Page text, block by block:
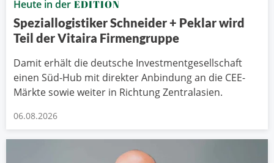
Heute in der EDITION
Speziallogistiker Schneider + Peklar wird
Teil der Vitaira Firmengruppe
Damit erhält die deutsche Investmentgesellschaft
einen Süd-Hub mit direkter Anbindung an die CEE-
Märkte sowie weiter in Richtung Zentralasien.
06.08.2026